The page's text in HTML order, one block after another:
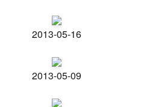
2013-05-16
2013-05-09